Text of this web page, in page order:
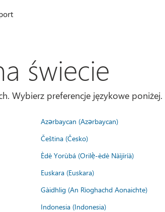
świecie
Wybierz preferencje językowe poniżej.
Azərbaycan (Azərbaycan)
Čeština (Česko)
Èdè Yorùbá (Orilẹ̀-èdè Nàìjíríà)
Euskara (Euskara)
Gàidhlig (An Rìoghachd Aonaichte)
Indonesia (Indonesia)